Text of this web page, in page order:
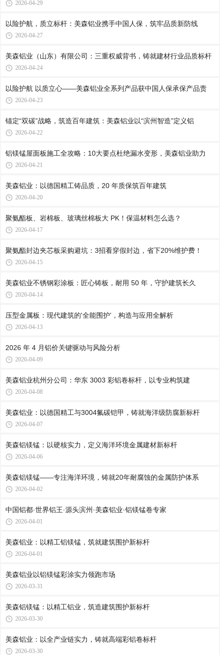
2026-04-29
以险护航，质立标杆：美森铝业携手中国人保，筑牢品质新防线
2026-04-27
美森铝业（山东）有限公司：三重权威背书，铸就建材行业品质标杆
2026-04-24
以险护航 以质立心——美森铝业全系列产品获中国人保承保产品责
2026-04-23
锚定“双碳”战略，筑造百年建筑：美森铝业以“滨州智造”定义铝
2026-04-22
铝镁锰屋面板施工全攻略：10大要点杜绝漏水变形，美森铝业助力
2026-04-21
美森铝业：以德国精工铸品质，20 年质保筑百年建筑
2026-04-20
聚氨酯板、岩棉板、玻璃丝棉板大 PK！保温材料怎么选？
2026-04-17
聚氨酯封边夹芯板采购避坑：3招看穿假封边，省下20%维护费！
2026-04-15
美森铝业不锈钢彩涂板：匠心铸板，耐用 50 年，守护建筑长久
2026-04-14
压型金属板：现代建筑的'全能围护'，构造与应用全解析
2026-04-13
2026 年 4 月铝价关键驱动与风险分析
2026-04-09
美森铝业杭州分公司：华东 3003 彩铝卷标杆，以专业构筑建
2026-04-08
美森铝业：以德国精工与3004氟碳铠甲，铸就海洋级防腐新标杆
2026-04-07
美森铝镁锰：以硬核实力，定义海洋环境金属建材新标杆
2026-04-06
美森铝镁锰——专注海洋环境，铸就20年耐腐蚀的金属防护体系
2026-04-02
中国铝都·世界铝王·源头滨州·美森铝业·铝镁锰卷专家
2026-04-01
美森铝业：以精工铝镁锰，筑就建筑围护新标杆
2026-04-01
美森铝业以铝镁锰彩涂实力领跑市场
2026-03-31
美森铝镁锰：以精工铝业，筑造建筑围护新标杆
2026-03-30
美森铝业：以全产业链实力，铸就高端彩铝卷标杆
2026-03-30